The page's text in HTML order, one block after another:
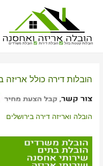
הובלות קטנות בזול הובלת דירות הובלת משרדים
הובלות דירה כולל אריזה
הובלה ואריזה דירה בירושלים